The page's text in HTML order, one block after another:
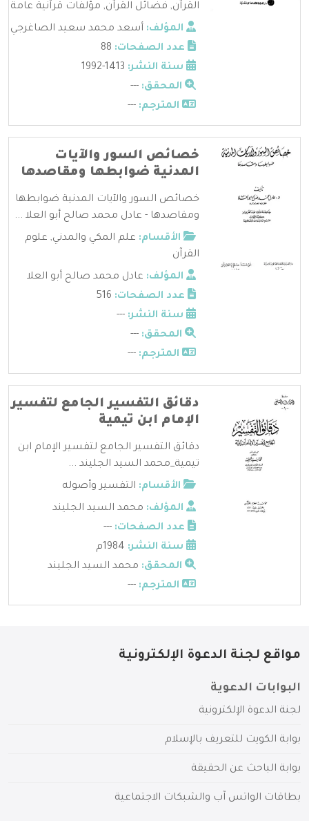
القرآن, فضائل القرآن, مؤلفات قرآنية عامة
المؤلف: أسعد محمد سعيد الصاغرجي
عدد الصفحات:
سنة النشر:
المحقق: ---
المترجم: ---
خصائص السور والآيات
المدنية ضوابطها ومقاصدها
خصائص السور والآيات المدنية ضوابطها
ومقاصدها - عادل محمد صالح أبو العلا ...
الأقسام: علم المكي والمدني, علوم
القرآن
المؤلف: عادل محمد صالح أبو العلا
عدد الصفحات:
سنة النشر: ---
المحقق: ---
المترجم: ---
دقائق التفسير الجامع لتفسير
الإمام ابن تيمية
دقائق التفسير الجامع لتفسير الإمام ابن
تيمية_محمد السيد الجليند ...
الأقسام: التفسير وأصوله
المؤلف: محمد السيد الجليند
عدد الصفحات: ---
سنة النشر:
المحقق: محمد السيد الجليند
المترجم: ---
مواقع لجنة الدعوة الإلكترونية
البوابات الدعوية
لجنة الدعوة الإلكترونية
بوابة الكويت للتعريف بالإسلام
بوابة الباحث عن الحقيقة
بطاقات الواتس آب والشبكات الاجتماعية